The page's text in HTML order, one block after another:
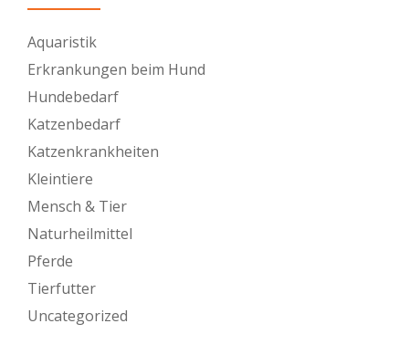
Aquaristik
Erkrankungen beim Hund
Hundebedarf
Katzenbedarf
Katzenkrankheiten
Kleintiere
Mensch & Tier
Naturheilmittel
Pferde
Tierfutter
Uncategorized